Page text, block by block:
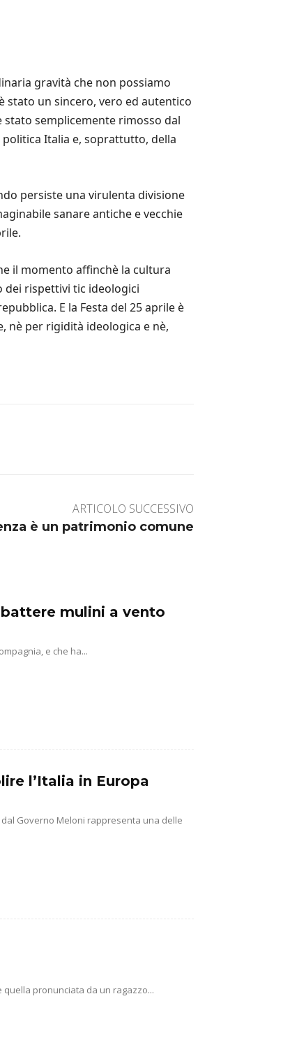
gravità che non possiamo
stato un sincero, vero ed autentico
semplicemente rimosso dal
Italia e, soprattutto, della
persiste una virulenta divisione
sanare antiche e vecchie
il momento affinchè la cultura
dei rispettivi tic ideologici
E la Festa del 25 aprile è
nè per rigidità ideologica e nè,
ARTICOLO SUCCESSIVO
è un patrimonio comune
mulini a vento
e che ha...
l’Italia in Europa
Governo Meloni rappresenta una delle
pronunciata da un ragazzo...